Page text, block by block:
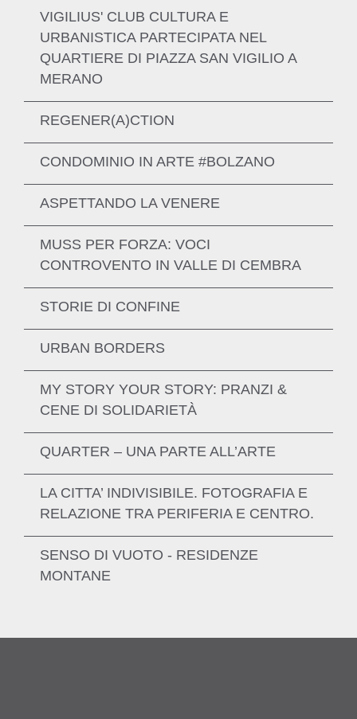
SCOPRI DI PIÙ
VIGILIUS' CLUB CULTURA E
URBANISTICA PARTECIPATA NEL
QUARTIERE DI PIAZZA SAN VIGILIO A
MERANO
SCOPRI DI PIÙ
REGENER(A)CTION
SCOPRI DI PIÙ
CONDOMINIO IN ARTE #BOLZANO
SCOPRI DI PIÙ
ASPETTANDO LA VENERE
SCOPRI DI PIÙ
MUSS PER FORZA: VOCI
CONTROVENTO IN VALLE DI CEMBRA
STORIE DI CONFINE
SCOPRI DI PIÙ
URBAN BORDERS
MY STORY YOUR STORY: PRANZI &
CENE DI SOLIDARIETÀ
QUARTER – UNA PARTE ALL’ARTE
LA CITTA’ INDIVISIBILE. FOTOGRAFIA E
RELAZIONE TRA PERIFERIA E CENTRO.
SENSO DI VUOTO - RESIDENZE
MONTANE